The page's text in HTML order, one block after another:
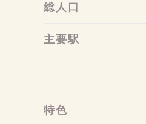
総人口
主要駅
特色